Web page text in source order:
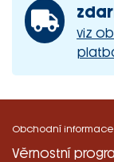
viz
Obchodní informace
Věrnostní